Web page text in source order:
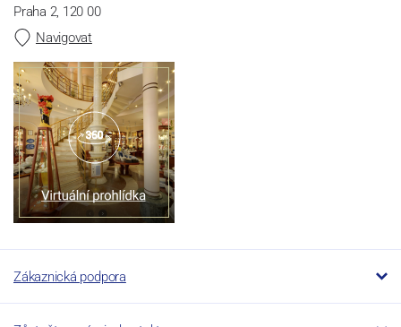
Praha 2, 120 00
Navigovat
Zákaznická podpora